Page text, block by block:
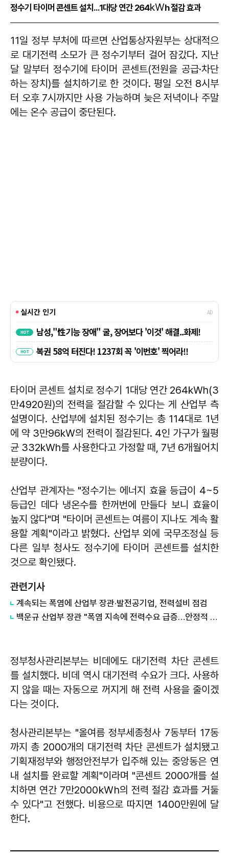
정수기 타이머 콘센트 설치...1대당 연간 264㎾h 절감 효과
11일 정부 부처에 따르면 산업통상자원부는 상대적으
로 대기전력 소모가 큰 정수기부터 걸어 잠갔다. 지난
달 말부터 정수기에 타이머 콘센트(전원을 공급·차단
하는 장치)를 설치하기로 한 것이다. 평일 오전 8시부
터 오후 7시까지만 사용 가능하며 늦은 저녁이나 주말
에는 온수 공급이 중단된다.
타이머 콘센트 설치로 정수기 1대당 연간 264㎾h(3
만4920원)의 전력을 절감할 수 있다는 게 산업부 측
설명이다. 산업부에 설치된 정수기는 총 114대로 1년
에 약 3만96㎾의 전력이 절감된다. 4인 가구가 월평
균 332㎾h를 사용한다고 가정할 때, 7년 6개월어치
분량이다.
산업부 관계자는 "정수기는 에너지 효율 등급이 4~5
등급인 데다 냉온수를 한꺼번에 만들다 보니 효율이
높지 않다"며 "타이머 콘센트는 여름이 지나도 계속 활
용할 계획"이라고 밝혔다. 산업부 외에 국무조정실 등
다른 일부 청사도 정수기에 타이머 콘센트를 설치한
것으로 확인됐다.
관련기사
​계속되는 폭염에 산업부 장관·발전공기업, 전력설비 점검
​백운규 산업부 장관 "폭염 지속에 전력수요 급증…안정적 전력수급에 만전"
정부청사관리본부는 비데에도 대기전력 차단 콘센트
를 설치했다. 비데 역시 대기전력 수요가 크다. 사용하
지 않을 때는 자동으로 꺼지게 해 전력 사용을 줄이겠
다는 것이다.
청사관리본부는 "올여름 정부세종청사 7동부터 17동
까지 총 2000개의 대기전력 차단 콘센트가 설치됐고
기획재정부와 행정안전부가 입주해 있는 중앙동은 연
내 설치를 완료할 계획"이라며 "콘센트 2000개를 설
치하면 연간 7만2000㎾h의 전력 절감 효과를 거둘
수 있다"고 전했다. 비용으로 따지면 1400만원에 달
한다.